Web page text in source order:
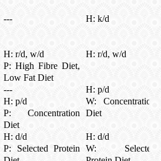
--- H: k/d
H: r/d, w/d
P: High Fibre Diet,
Low Fat Diet
H: r/d, w/d
---
H: p/d
H: p/d
P: Concentration
Diet
W: Concentration
Diet
H: d/d
P: Selected Protein
H: d/d
W: Selected